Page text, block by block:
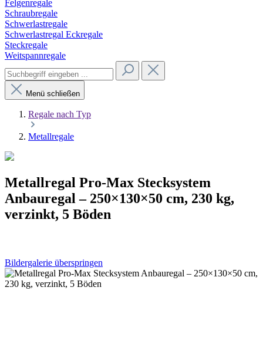
Felgenregale
Schraubregale
Schwerlastregale
Schwerlastregal Eckregale
Steckregale
Weitspannregale
Menü schließen
Regale nach Typ
Metallregale
Metallregal Pro-Max Stecksystem
Anbauregal – 250×130×50 cm, 230 kg,
verzinkt, 5 Böden
Bildergalerie überspringen